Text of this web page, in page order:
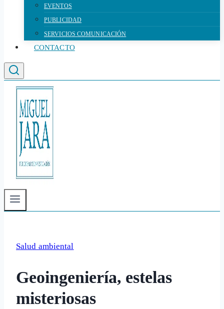
EVENTOS
PUBLICIDAD
SERVICIOS COMUNICACIÓN
CONTACTO
Salud ambiental
Geoingeniería, estelas
misteriosas